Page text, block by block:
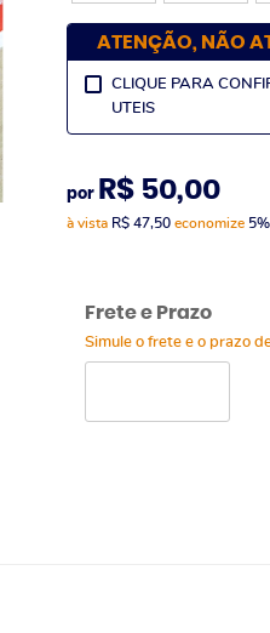
ATENÇÃO, NÃO
CLIQUE PARA
UTEIS
por R$ 50,00
à vista R$ 47,50economize 5%
Frete e Prazo
Simule o frete e o prazo